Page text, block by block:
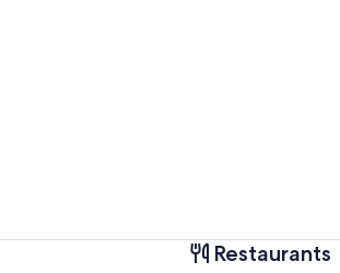
Restaurants